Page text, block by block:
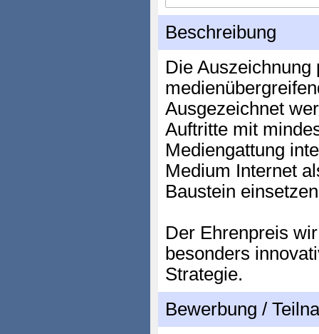
Beschreibung
Die Auszeichnung
Ausgezeichnet
Auftritte mit
Mediengattung
Medium Internet
Baustein
Der Ehrenpreis
besonders
Strategie.
Bewerbung /